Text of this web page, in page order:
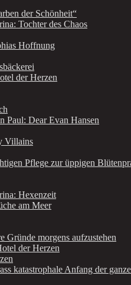
der Schönheit“
Tochter des Chaos
Hoffnung
der Herzen
Paul: Dear Evan Hansen
Villains
Pflege zur üppigen
Hexenzeit
am Meer
Gründe morgens aufzustehen
der Herzen
katastrophale Anfang der